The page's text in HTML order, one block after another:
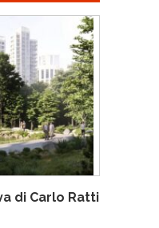
di Carlo Ratti